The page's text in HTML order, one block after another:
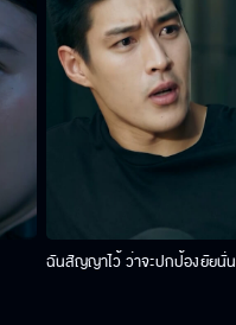
ฉันสัญญาไว้ ว่าจะปกป้องยัยนั่น